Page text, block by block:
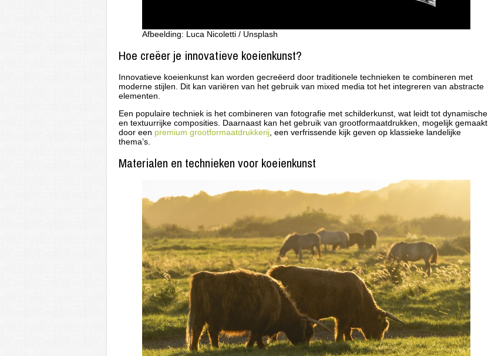
Afbeelding: Luca Nicoletti / Unsplash
Hoe creëer je innovatieve koeienkunst?
Innovatieve koeienkunst kan worden gecreëerd door traditionele technieken te combineren met
moderne stijlen. Dit kan variëren van het gebruik van mixed media tot het integreren van abstracte
elementen.
Een populaire techniek is het combineren van fotografie met schilderkunst, wat leidt tot dynamische
en textuurrijke composities. Daarnaast kan het gebruik van grootformaatdrukken, mogelijk gemaakt
door een premium grootformaatdrukkerij , een verfrissende kijk geven op klassieke landelijke
thema’s.
Materialen en technieken voor koeienkunst